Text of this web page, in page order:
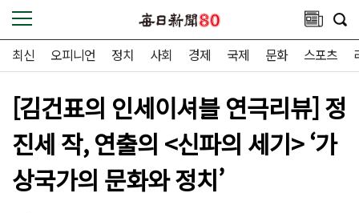
최신 오피니언 정치 사회 경제 국제 문화 스포츠
[김건표의 인세이셔블 연극리뷰] 정
진세 작, 연출의 <신파의 세기> ‘가
상국가의 문화와 정치’